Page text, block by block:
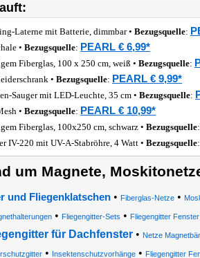
Laterne mit Batterie, dimmbar • Bezugsquelle:
• Bezugsquelle: PEARL € 6,99*
Fiberglas, 100 x 250 cm, weiß • Bezugsquelle:
• Bezugsquelle: PEARL € 9,99*
Sauger mit LED-Leuchte, 35 cm • Bezugsquelle:
• Bezugsquelle: PEARL € 10,99*
Fiberglas, 100x250 cm, schwarz • Bezugsquelle:
IV-220 mit UV-A-Stabröhre, 4 Watt • Bezugsquelle:
um Magnete,
und Fliegenklatschen• Fiberglas-Netze•
• Fliegengitter-Sets • Fliegengitter
für Dachfenster• Netze
• Insektenschutzvorhänge• Fliegengitter